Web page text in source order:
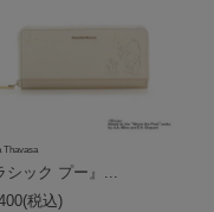
Thavasa
シック プー』...
税込)